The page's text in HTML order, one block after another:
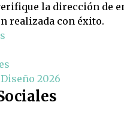
la dirección de
realizada con éxito.
2026